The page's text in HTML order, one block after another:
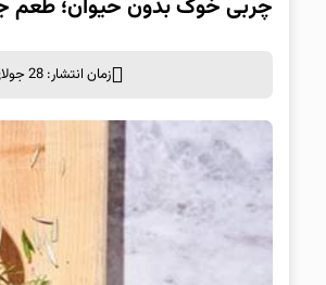
چربی خوک بدون حیوان؛ طعم
زمان انتشار: 28 جولای 2025 ساعت 13:32